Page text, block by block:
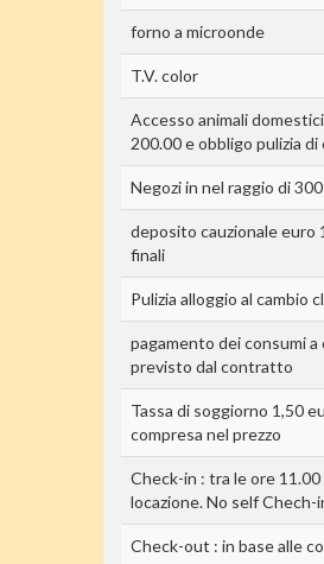
forno a microonde
T.V. color
Accesso animali
200.00 e obbligo pulizia
Negozi in nel raggio di
deposito cauzionale euro
finali
Pulizia alloggio al cambio
pagamento dei consumi
previsto dal contratto
Tassa di soggiorno 1,50
compresa nel prezzo
Check-in : tra le ore
locazione. No self Chech-
Check-out : in base alle